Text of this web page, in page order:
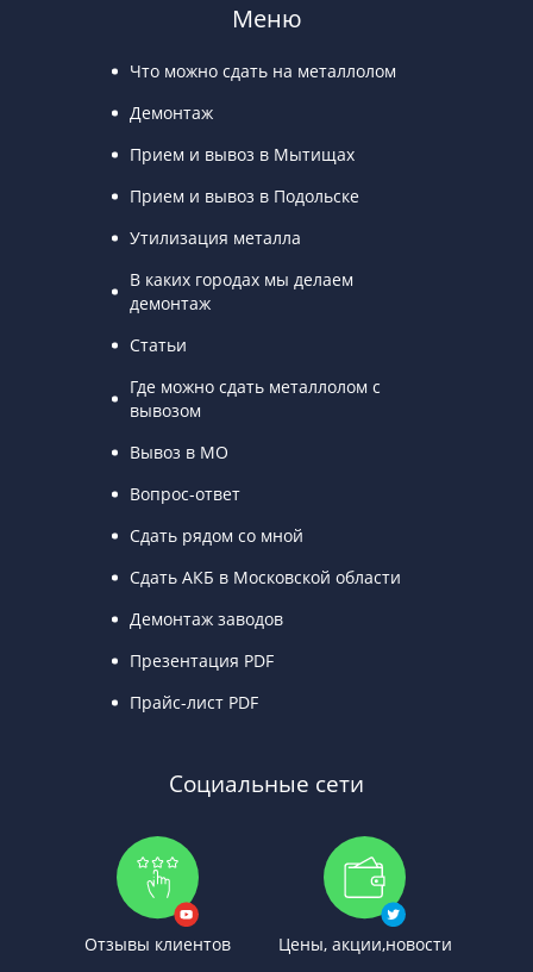
Меню
Что можно сдать на металлолом
Демонтаж
Прием и вывоз в Мытищах
Прием и вывоз в Подольске
Утилизация металла
В каких городах мы делаем
демонтаж
Статьи
Где можно сдать металлолом с
вывозом
Вывоз в МО
Вопрос-ответ
Сдать рядом со мной
Сдать АКБ в Московской области
Демонтаж заводов
Презентация PDF
Прайс-лист PDF
Социальные сети
Отзывы клиентов Цены, акции,новости